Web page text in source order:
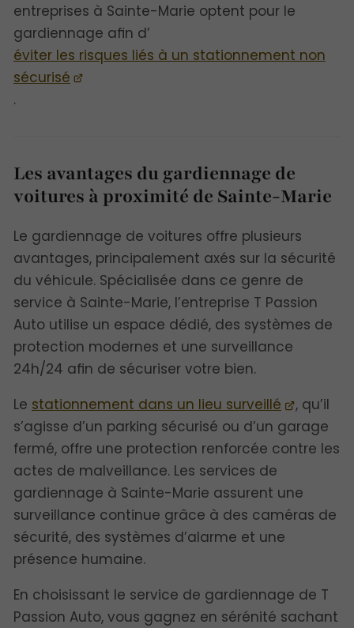
entreprises à Sainte-Marie optent pour le
gardiennage afin d’
éviter les risques liés à un stationnement non
sécurisé
.
Les avantages du gardiennage de
voitures à proximité de Sainte-Marie
Le gardiennage de voitures offre plusieurs
avantages, principalement axés sur la sécurité
du véhicule. Spécialisée dans ce genre de
service à Sainte-Marie, l’entreprise T Passion
Auto utilise un espace dédié, des systèmes de
protection modernes et une surveillance
24h/24 afin de sécuriser votre bien.
Le stationnement dans un lieu surveillé
, qu’il
s’agisse d’un parking sécurisé ou d’un garage
fermé, offre une protection renforcée contre les
actes de malveillance. Les services de
gardiennage à Sainte-Marie assurent une
surveillance continue grâce à des caméras de
sécurité, des systèmes d’alarme et une
présence humaine.
En choisissant le service de gardiennage de T
Passion Auto, vous gagnez en sérénité sachant